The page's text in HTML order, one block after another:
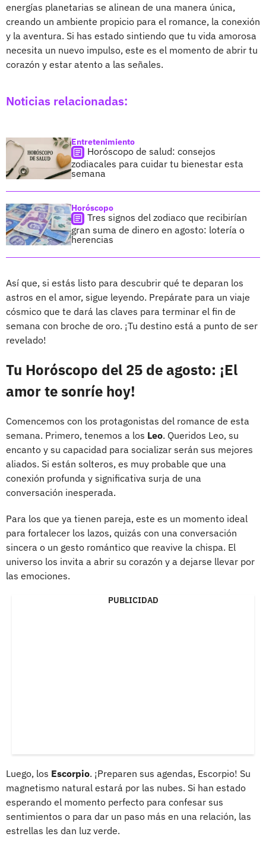
energías planetarias se alinean de una manera única,
creando un ambiente propicio para el romance, la conexión
y la aventura. Si has estado sintiendo que tu vida amorosa
necesita un nuevo impulso, este es el momento de abrir tu
corazón y estar atento a las señales.
Noticias relacionadas:
Entretenimiento
Horóscopo de salud: consejos
zodiacales para cuidar tu bienestar esta
semana
Horóscopo
Tres signos del zodiaco que recibirían
gran suma de dinero en agosto: lotería o
herencias
Así que, si estás listo para descubrir qué te deparan los
astros en el amor, sigue leyendo. Prepárate para un viaje
cósmico que te dará las claves para terminar el fin de
semana con broche de oro. ¡Tu destino está a punto de ser
revelado!
Tu Horóscopo del 25 de agosto: ¡El
amor te sonríe hoy!
Comencemos con los protagonistas del romance de esta
semana. Primero, tenemos a los Leo. Queridos Leo, su
encanto y su capacidad para socializar serán sus mejores
aliados. Si están solteros, es muy probable que una
conexión profunda y significativa surja de una
conversación inesperada.
Para los que ya tienen pareja, este es un momento ideal
para fortalecer los lazos, quizás con una conversación
sincera o un gesto romántico que reavive la chispa. El
universo los invita a abrir su corazón y a dejarse llevar por
las emociones.
PUBLICIDAD
Luego, los Escorpio. ¡Preparen sus agendas, Escorpio! Su
magnetismo natural estará por las nubes. Si han estado
esperando el momento perfecto para confesar sus
sentimientos o para dar un paso más en una relación, las
estrellas les dan luz verde.